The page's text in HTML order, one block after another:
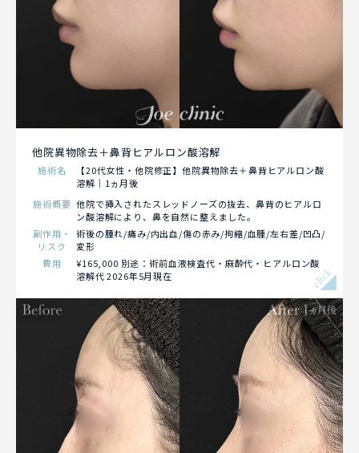
他院異物除去＋鼻背ヒアルロン酸溶解
施術名
【20代女性・他院修正】他院異物除去＋鼻背ヒアルロン酸
溶解｜1ヵ月後
施術概要 他院で挿入されたスレッドノーズの抜去、鼻背のヒアルロ
ン酸溶解により、鼻を自然に整えました。
副作用・
リスク
術後の腫れ/痛み/内出血/傷の赤み/拘縮/血腫/左右差/凹凸/
変形
費用
¥165,000 別途：術前血液検査代・麻酔代・ヒアルロン酸
溶解代 2026年5月現在
click